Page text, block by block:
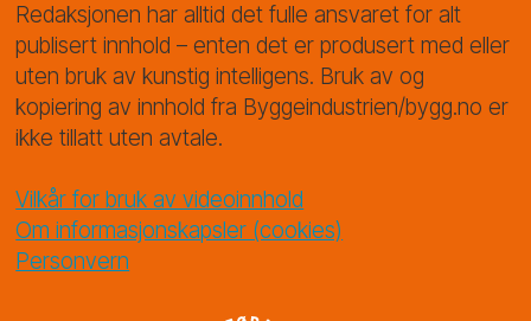
Redaksjonen har alltid det fulle ansvaret for alt
publisert innhold – enten det er produsert med eller
uten bruk av kunstig intelligens. Bruk av og
kopiering av innhold fra Byggeindustrien/bygg.no er
ikke tillatt uten avtale.
Vilkår for bruk av videoinnhold
Om informasjonskapsler (cookies)
Personvern